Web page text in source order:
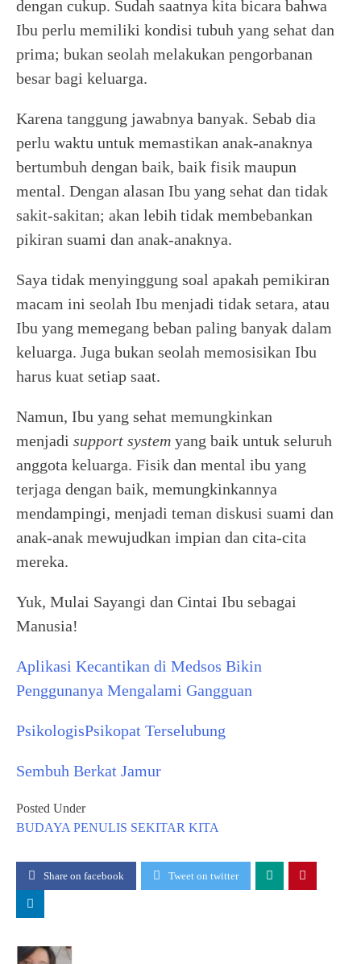
dengan cukup. Sudah saatnya kita bicara bahwa
Ibu perlu memiliki kondisi tubuh yang sehat dan
prima; bukan seolah melakukan pengorbanan
besar bagi keluarga.
Karena tanggung jawabnya banyak. Sebab dia
perlu waktu untuk memastikan anak-anaknya
bertumbuh dengan baik, baik fisik maupun
mental. Dengan alasan Ibu yang sehat dan tidak
sakit-sakitan; akan lebih tidak membebankan
pikiran suami dan anak-anaknya.
Saya tidak menyinggung soal apakah pemikiran
macam ini seolah Ibu menjadi tidak setara, atau
Ibu yang memegang beban paling banyak dalam
keluarga. Juga bukan seolah memosisikan Ibu
harus kuat setiap saat.
Namun, Ibu yang sehat memungkinkan
menjadi support system yang baik untuk seluruh
anggota keluarga. Fisik dan mental ibu yang
terjaga dengan baik, memungkinkannya
mendampingi, menjadi teman diskusi suami dan
anak-anak mewujudkan impian dan cita-cita
mereka.
Yuk, Mulai Sayangi dan Cintai Ibu sebagai
Manusia!
Aplikasi Kecantikan di Medsos Bikin
Penggunanya Mengalami Gangguan
PsikologisPsikopat Terselubung
Sembuh Berkat Jamur
Posted Under
BUDAYA PENULIS SEKITAR KITA
Share on facebook Tweet on twitter